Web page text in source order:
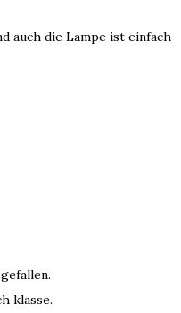
auch die Lampe ist einfach
klasse.